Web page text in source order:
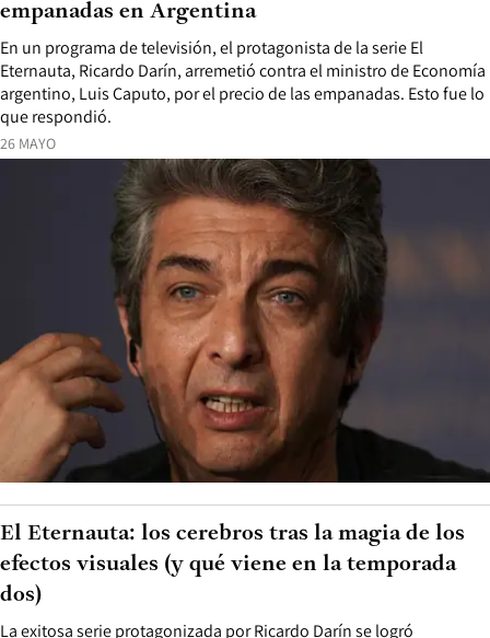
26 MAYO
En un programa de televisión, el protagonista de la serie El
Eternauta, Ricardo Darín, arremetió contra el ministro de Economía
argentino, Luis Caputo, por el precio de las empanadas. Esto fue lo
que respondió.
empanadas en Argentina
La exitosa serie protagonizada por Ricardo Darín se logró
El Eternauta: los cerebros tras la magia de los
efectos visuales (y qué viene en la temporada
dos)